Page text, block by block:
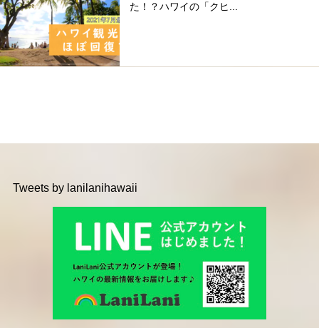
た！？ハワイの「クヒ...
Tweets by lanilanihawaii